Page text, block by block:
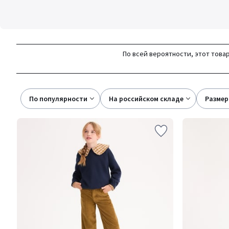
По всей вероятности, этот
По популярности на российском складе размер